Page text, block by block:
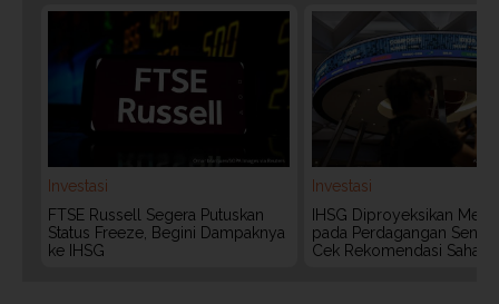
Investasi
FTSE Russell Segera Putuskan
Status Freeze, Begini Dampaknya
ke IHSG
Investasi
IHSG Diproyeksikan
pada Perdagangan Senin
Cek Rekomendasi